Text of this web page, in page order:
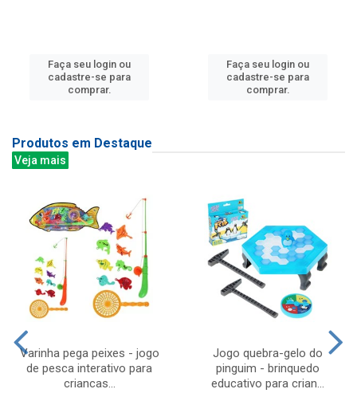
Faça seu login ou
cadastre-se para
comprar.
Faça seu login ou
cadastre-se para
comprar.
Produtos em Destaque
Veja mais
Varinha pega peixes - jogo
de pesca interativo para
criancas...
Jogo quebra-gelo do
pinguim - brinquedo
educativo para crian...